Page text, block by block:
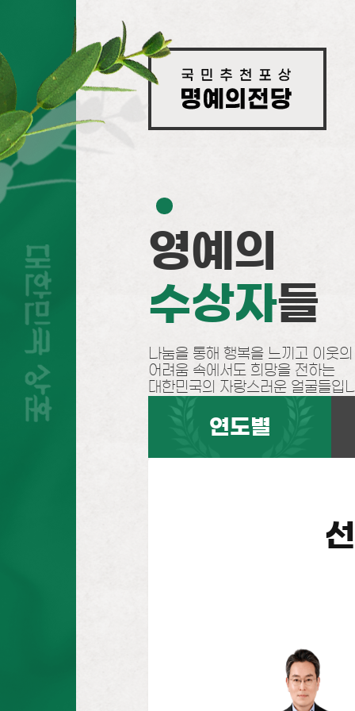
영예의
수상자들
나눔을 통해 행복을 느끼고 이웃
어려움 속에서도 희망을 전하는
대한민국의 자랑스러운 얼굴들입
연도별